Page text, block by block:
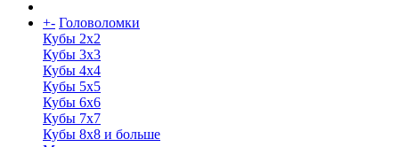
+- Головоломки
Кубы 2х2
Кубы 3х3
Кубы 4x4
Кубы 5х5
Кубы 6х6
Кубы 7х7
Кубы 8х8 и больше